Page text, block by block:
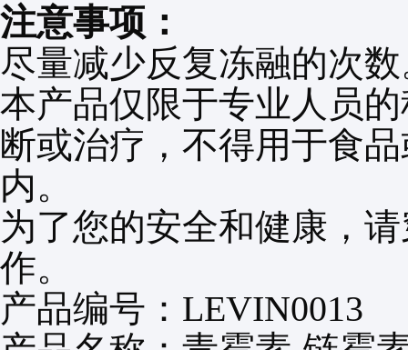
注意事项：
尽量减少反复冻融的次
本产品仅限于专业人员
断或治疗，不得用于食
内。
为了您的安全和健康，
作。
产品编号 ： LEVIN0013